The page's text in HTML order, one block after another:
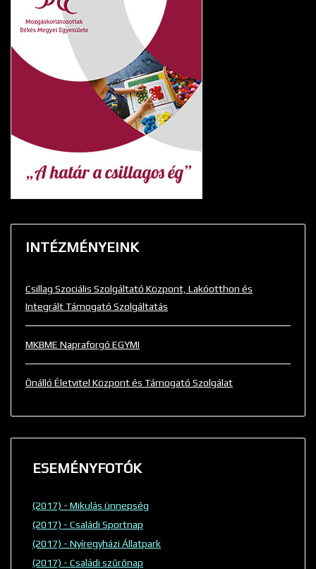
INTÉZMÉNYEINK
Csillag Szociális Szolgáltató Központ, Lakóotthon és
Integrált Támogató Szolgáltatás
MKBME Napraforgó EGYMI
Önálló Életvitel Központ és Támogató Szolgálat
ESEMÉNYFOTÓK
(2017) - Mikulás ünnepség
(2017) - Családi Sportnap
(2017) - Nyíregyházi Állatpark
(2017) - Családi szűrőnap